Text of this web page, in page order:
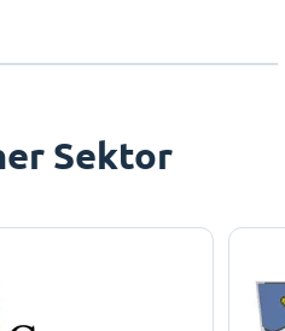
Sektor